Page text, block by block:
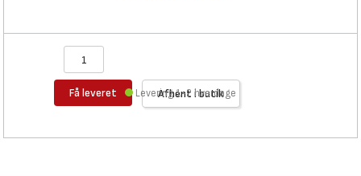
Få leveret Afhent i butik
Levering 1-2 hverdage